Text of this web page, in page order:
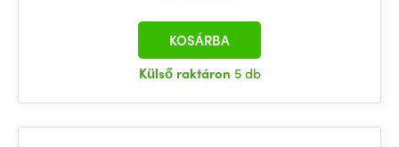
Külső raktáron 5 db
KOSÁRBA